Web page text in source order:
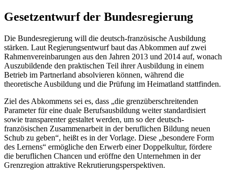
Gesetzentwurf der Bundesregierung
Die Bundesregierung will die deutsch-französische Ausbildung
stärken. Laut Regierungsentwurf baut das Abkommen auf zwei
Rahmenvereinbarungen aus den Jahren 2013 und 2014 auf, wonach
Auszubildende den praktischen Teil ihrer Ausbildung in einem
Betrieb im Partnerland absolvieren können, während die
theoretische Ausbildung und die Prüfung im Heimatland stattfinden.
Ziel des Abkommens sei es, dass „die grenzüberschreitenden
Parameter für eine duale Berufsausbildung weiter standardisiert
sowie transparenter gestaltet werden, um so der deutsch-
französischen Zusammenarbeit in der beruflichen Bildung neuen
Schub zu geben“, heißt es in der Vorlage. Diese „besondere Form
des Lernens“ ermögliche den Erwerb einer Doppelkultur, fördere
die beruflichen Chancen und eröffne den Unternehmen in der
Grenzregion attraktive Rekrutierungsperspektiven.